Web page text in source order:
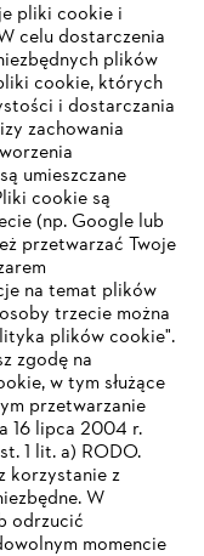
NIE JEST
pliki cookie i
celu dostarczenia
plików
cookie, których
i dostarczania
zachowania
umieszczane
cookie są
(np. Google lub
przetwarzać Twoje
na temat plików
trzecie można
plików cookie".
zgodę na
w tym służące
przetwarzanie
16 lipca 2004 r.
1 lit. a) RODO.
korzystanie z
W
odrzucić
momencie